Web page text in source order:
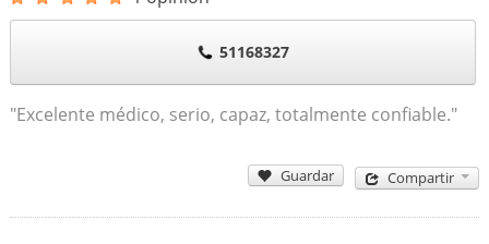
51168327
"Excelente médico, serio, capaz, totalmente confiable."
Guardar Compartir